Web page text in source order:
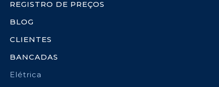
REGISTRO DE PREÇOS
BLOG
CLIENTES
BANCADAS
Elétrica